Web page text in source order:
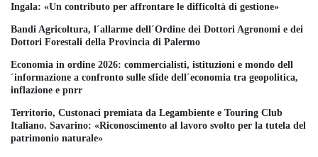
Ingala: «Un contributo per affrontare le difficoltà di gestione»
Bandi Agricoltura, l´allarme dell´Ordine dei Dottori Agronomi e dei
Dottori Forestali della Provincia di Palermo
Economia in ordine 2026: commercialisti, istituzioni e mondo dell
´informazione a confronto sulle sfide dell´economia tra geopolitica,
inflazione e pnrr
Territorio, Custonaci premiata da Legambiente e Touring Club
Italiano. Savarino: «Riconoscimento al lavoro svolto per la tutela del
patrimonio naturale»